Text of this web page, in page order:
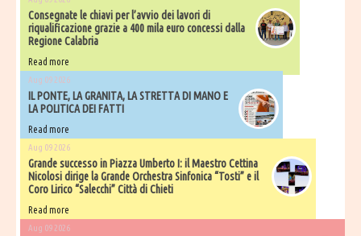
Consegnate le chiavi per l’avvio dei lavori di
riqualificazione grazie a 400 mila euro concessi dalla
Regione Calabria
Read more
Aug 09 2026
IL PONTE, LA GRANITA, LA STRETTA DI MANO E
LA POLITICA DEI FATTI
Read more
Aug 09 2026
Grande successo in Piazza Umberto I: il Maestro Cettina
Nicolosi dirige la Grande Orchestra Sinfonica “Tosti” e il
Coro Lirico “Salecchi” Città di Chieti
Read more
Aug 09 2026